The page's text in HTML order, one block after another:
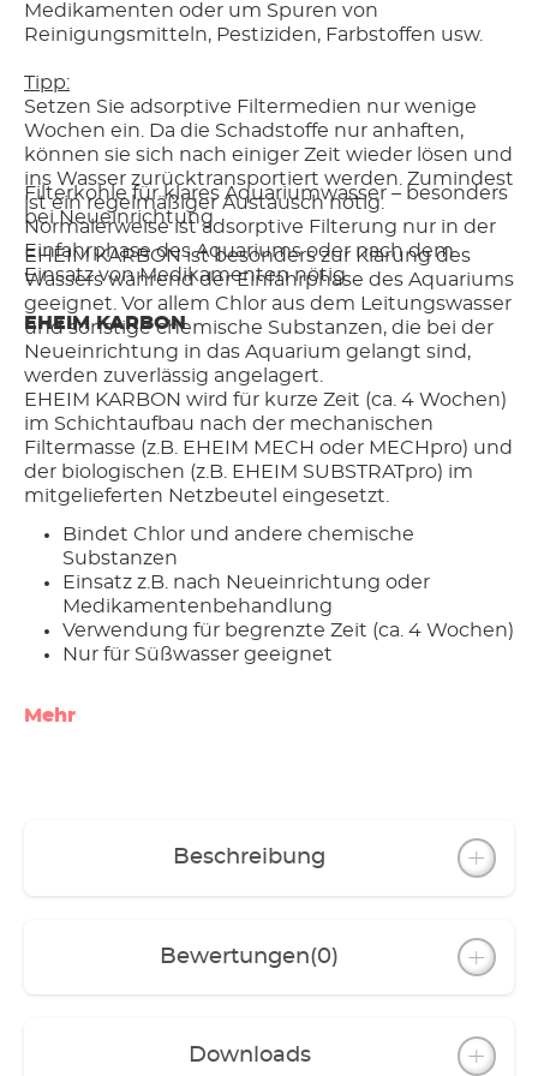
Medikamenten oder um Spuren von
Reinigungsmitteln, Pestiziden, Farbstoffen usw.
Tipp:
Setzen Sie adsorptive Filtermedien nur wenige
Wochen ein. Da die Schadstoffe nur anhaften,
können sie sich nach einiger Zeit wieder lösen und
ins Wasser zurücktransportiert werden. Zumindest
ist ein regelmäßiger Austausch nötig.
Normalerweise ist adsorptive Filterung nur in der
Einfahrphase des Aquariums oder nach dem
Einsatz von Medikamenten nötig.
EHEIM KARBON
Filterkohle für klares Aquariumwasser – besonders
bei Neueinrichtung
EHEIM KARBON ist besonders zur Klärung des
Wassers während der Einfahrphase des Aquariums
geeignet. Vor allem Chlor aus dem Leitungswasser
und sonstige chemische Substanzen, die bei der
Neueinrichtung in das Aquarium gelangt sind,
werden zuverlässig angelagert.
EHEIM KARBON wird für kurze Zeit (ca. 4 Wochen)
im Schichtaufbau nach der mechanischen
Filtermasse (z.B. EHEIM MECH oder MECHpro) und
der biologischen (z.B. EHEIM SUBSTRATpro) im
mitgelieferten Netzbeutel eingesetzt.
Bindet Chlor und andere chemische
Substanzen
Einsatz z.B. nach Neueinrichtung oder
Medikamentenbehandlung
Verwendung für begrenzte Zeit (ca. 4 Wochen)
Nur für Süßwasser geeignet
Mehr
Beschreibung
Bewertungen(0)
Downloads